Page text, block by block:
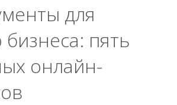
которых
вы
сможете
для
бизнеса: пять
онлайн-